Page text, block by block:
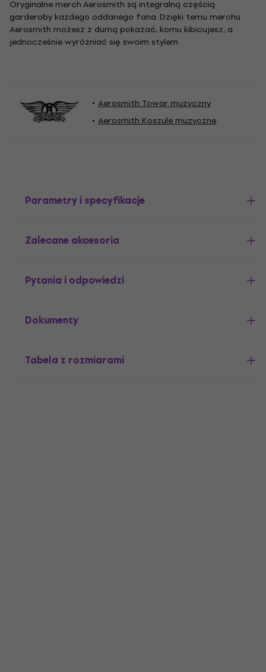
Oryginalne merch Aerosmith są integralną częścią
garderoby każdego oddanego fana. Dzięki temu merchu
Aerosmith możesz z dumą pokazać, komu kibicujesz, a
jednocześnie wyróżniać się swoim stylem.
Aerosmith Towar muzyczny
Aerosmith Koszule muzyczne
Parametry i specyfikacje
Zalecane akcesoria
Pytania i odpowiedzi
Dokumenty
Tabela z rozmiarami